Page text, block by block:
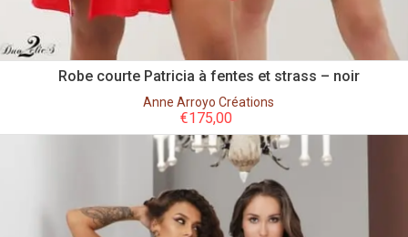
Robe courte Patricia à fentes et strass – noir
Anne Arroyo Créations
€175,00